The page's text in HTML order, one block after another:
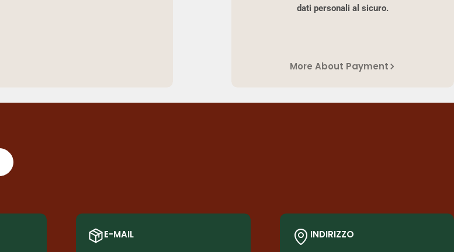
dati personali al sicuro.
More About Payment
E-MAIL INDIRIZZO